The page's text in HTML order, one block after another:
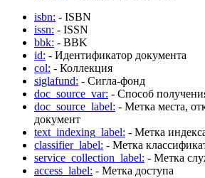
isbn: - ISBN
issn: - ISSN
bbk: - BBK
id: - Идентификатор документа
col: - Коллекция
siglafund: - Сигла-фонд
doc_source_var: - Способ
doc_source_label: - Метка места,
документ
text_indexing_label: - Метка
classifier_label: - Метка
service_collection_label: - Метка
access_label: - Метка доступа